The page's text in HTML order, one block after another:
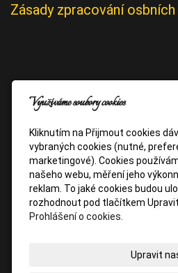
Zásady zpracování osbních
Využíváme soubory cookies
Kliknutím na Přijmout cookies
vybraných cookies (nutné,
marketingové). Cookies
našeho webu, měření jeho
reklam. To jaké cookies budou
rozhodnout pod tlačítkem
Prohlášení o cookies.
Upravit